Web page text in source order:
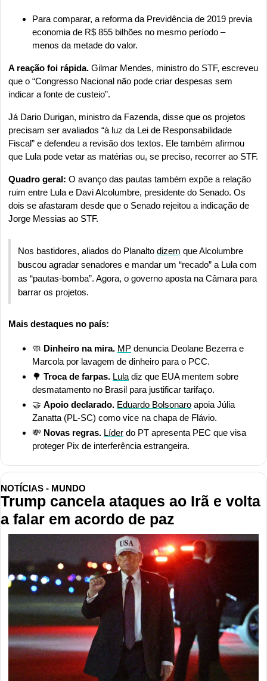
Para comparar, a reforma da Previdência de 2019 previa
economia de R$ 855 bilhões no mesmo período –
menos da metade do valor.
A reação foi rápida. Gilmar Mendes, ministro do STF, escreveu
que o “Congresso Nacional não pode criar despesas sem
indicar a fonte de custeio”.
Já Dario Durigan, ministro da Fazenda, disse que os projetos
precisam ser avaliados “à luz da Lei de Responsabilidade
Fiscal” e defendeu a revisão dos textos. Ele também afirmou
Quadro geral: O avanço das pautas também expõe a relação
ruim entre Lula e Davi Alcolumbre, presidente do Senado. Os
dois se afastaram desde que o Senado rejeitou a indicação de
Jorge Messias ao STF.
Nos bastidores, aliados do Planalto dizem que Alcolumbre
buscou agradar senadores e mandar um “recado” a Lula com
as “pautas-bomba”. Agora, o governo aposta na Câmara para
barrar os projetos.
Mais destaques no país:
🧼 Dinheiro na mira. MP denuncia Deolane Bezerra e
Marcola por lavagem de dinheiro para o PCC.
🌳 Troca de farpas. Lula diz que EUA mentem sobre
desmatamento no Brasil para justificar tarifaço.
🤝 Apoio declarado. Eduardo Bolsonaro apoia Júlia
Zanatta (PL-SC) como vice na chapa de Flávio.
💸 Novas regras. Líder do PT apresenta PEC que visa
proteger Pix de interferência estrangeira.
NOTÍCIAS - MUNDO
Trump cancela ataques ao Irã e volta
a falar em acordo de paz